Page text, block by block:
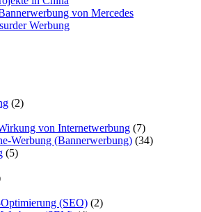
von Mercedes
Werbung
(2)
von Internetwerbung (7)
Werbung (Bannerwerbung) (34)
(5)
(SEO) (2)